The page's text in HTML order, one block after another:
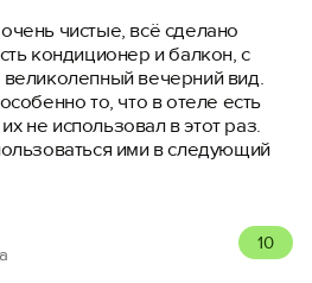
чистые, всё сделано
кондиционер и балкон, с
вечерний вид.
то, что в отеле есть
не использовал в этот раз.
ими в следующий
10